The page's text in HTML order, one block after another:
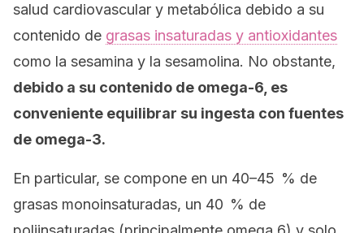
salud cardiovascular y metabólica debido a su
contenido de grasas insaturadas y antioxidantes
como la sesamina y la sesamolina. No obstante,
debido a su contenido de omega-6, es
conveniente equilibrar su ingesta con fuentes
de omega-3.
En particular, se compone en un 40–45 % de
grasas monoinsaturadas, un 40 % de